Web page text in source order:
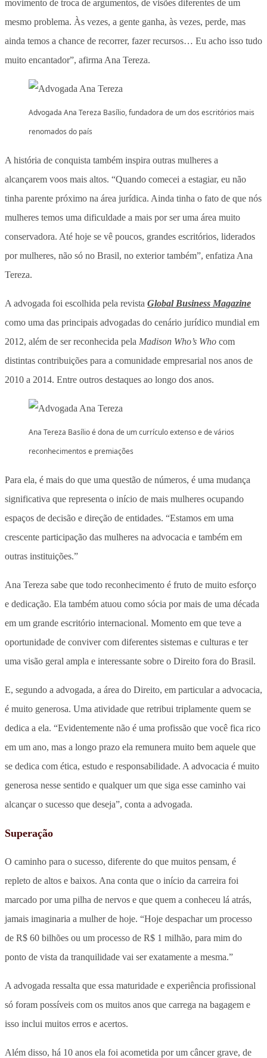
movimento de troca de argumentos, de visões diferentes de um
mesmo problema. Às vezes, a gente ganha, às vezes, perde, mas
ainda temos a chance de recorrer, fazer recursos… Eu acho isso tudo
muito encantador”, afirma Ana Tereza.
Advogada Ana Tereza Basílio, fundadora de um dos escritórios mais
renomados do país
A história de conquista também inspira outras mulheres a
alcançarem voos mais altos. “Quando comecei a estagiar, eu não
tinha parente próximo na área jurídica. Ainda tinha o fato de que nós
mulheres temos uma dificuldade a mais por ser uma área muito
conservadora. Até hoje se vê poucos, grandes escritórios, liderados
por mulheres, não só no Brasil, no exterior também”, enfatiza Ana
Tereza.
A advogada foi escolhida pela revista Global Business Magazine
como uma das principais advogadas do cenário jurídico mundial em
2012, além de ser reconhecida pela Madison Who’s Who com
distintas contribuições para a comunidade empresarial nos anos de
2010 a 2014. Entre outros destaques ao longo dos anos.
Ana Tereza Basílio é dona de um currículo extenso e de vários
reconhecimentos e premiações
Para ela, é mais do que uma questão de números, é uma mudança
significativa que representa o início de mais mulheres ocupando
espaços de decisão e direção de entidades. “Estamos em uma
crescente participação das mulheres na advocacia e também em
outras instituições.”
Ana Tereza sabe que todo reconhecimento é fruto de muito esforço
e dedicação. Ela também atuou como sócia por mais de uma década
em um grande escritório internacional. Momento em que teve a
oportunidade de conviver com diferentes sistemas e culturas e ter
uma visão geral ampla e interessante sobre o Direito fora do Brasil.
E, segundo a advogada, a área do Direito, em particular a advocacia,
é muito generosa. Uma atividade que retribui triplamente quem se
dedica a ela. “Evidentemente não é uma profissão que você fica rico
em um ano, mas a longo prazo ela remunera muito bem aquele que
se dedica com ética, estudo e responsabilidade. A advocacia é muito
generosa nesse sentido e qualquer um que siga esse caminho vai
alcançar o sucesso que deseja”, conta a advogada.
Superação
O caminho para o sucesso, diferente do que muitos pensam, é
repleto de altos e baixos. Ana conta que o início da carreira foi
marcado por uma pilha de nervos e que quem a conheceu lá atrás,
jamais imaginaria a mulher de hoje. “Hoje despachar um processo
de R$ 60 bilhões ou um processo de R$ 1 milhão, para mim do
ponto de vista da tranquilidade vai ser exatamente a mesma.”
A advogada ressalta que essa maturidade e experiência profissional
só foram possíveis com os muitos anos que carrega na bagagem e
isso inclui muitos erros e acertos.
Além disso, há 10 anos ela foi acometida por um câncer grave, de